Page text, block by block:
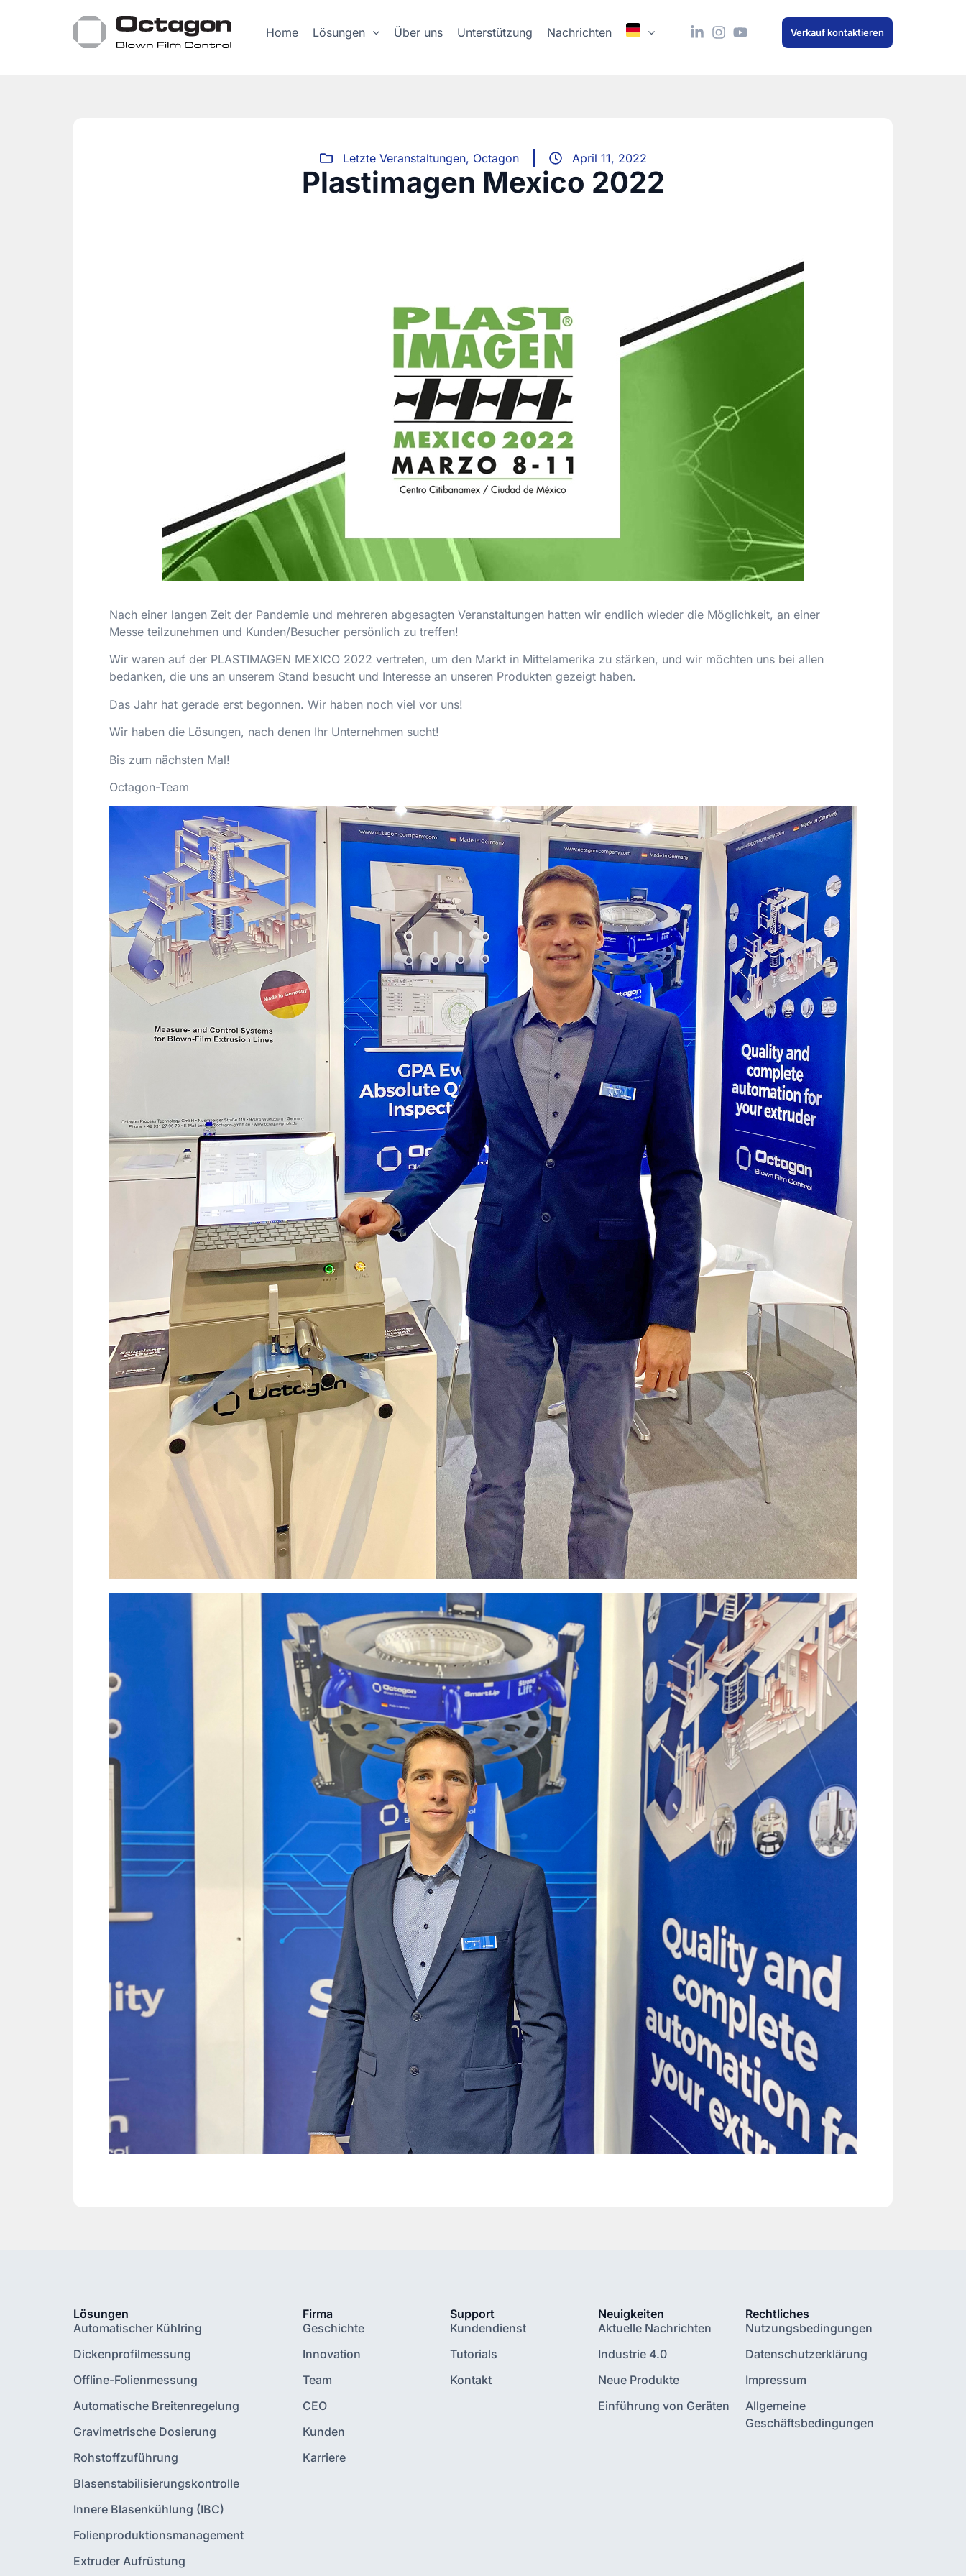
Home Lösungen Über uns Unterstützung Nachrichten Verkauf kontaktieren
Letzte Veranstaltungen, Octagon April 11, 2022
Plastimagen Mexico 2022
Nach einer langen Zeit der Pandemie und mehreren abgesagten Veranstaltungen hatten wir endlich wieder die Möglichkeit, an einer
Messe teilzunehmen und Kunden/Besucher persönlich zu treffen!
Wir waren auf der PLASTIMAGEN MEXICO 2022 vertreten, um den Markt in Mittelamerika zu stärken, und wir möchten uns bei allen
bedanken, die uns an unserem Stand besucht und Interesse an unseren Produkten gezeigt haben.
Das Jahr hat gerade erst begonnen. Wir haben noch viel vor uns!
Wir haben die Lösungen, nach denen Ihr Unternehmen sucht!
Bis zum nächsten Mal!
Octagon-Team
Lösungen
Automatischer Kühlring
Dickenprofilmessung
Offline-Folienmessung
Automatische Breitenregelung
Gravimetrische Dosierung
Rohstoffzuführung
Blasenstabilisierungskontrolle
Innere Blasenkühlung (IBC)
Folienproduktionsmanagement
Extruder Aufrüstung
Firma
Geschichte
Innovation
Team
CEO
Kunden
Karriere
Support
Kundendienst
Tutorials
Kontakt
Neuigkeiten
Aktuelle Nachrichten
Industrie 4.0
Neue Produkte
Einführung von Geräten
Rechtliches
Nutzungsbedingungen
Datenschutzerklärung
Impressum
Allgemeine
Geschäftsbedingungen